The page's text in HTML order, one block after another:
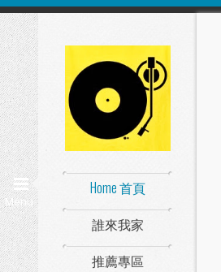
Menu
Home 首頁
誰來我家
推薦專區